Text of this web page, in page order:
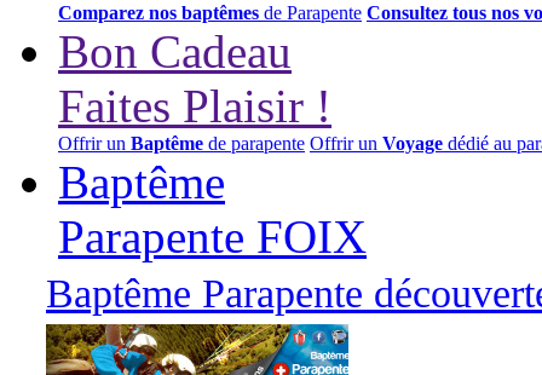
Comparez nos baptêmes de Parapente Consultez tous nos
Bon Cadeau
Faites Plaisir !
Offrir un Baptême de parapente Offrir un Voyage dédié au
Baptême
Parapente FOIX
Baptême Parapente